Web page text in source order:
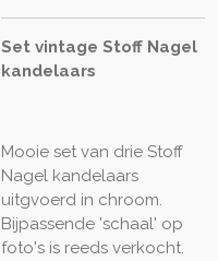
Set vintage Stoff Nagel
kandelaars
Mooie set van drie Stoff
Nagel kandelaars
uitgvoerd in chroom.
Bijpassende 'schaal' op
foto's is reeds verkocht.